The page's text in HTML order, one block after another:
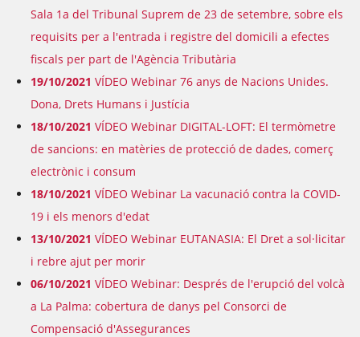
Sala 1a del Tribunal Suprem de 23 de setembre, sobre els
requisits per a l'entrada i registre del domicili a efectes
fiscals per part de l'Agència Tributària
19/10/2021 VÍDEO Webinar 76 anys de Nacions Unides.
Dona, Drets Humans i Justícia
18/10/2021 VÍDEO Webinar DIGITAL-LOFT: El termòmetre
de sancions: en matèries de protecció de dades, comerç
electrònic i consum
18/10/2021 VÍDEO Webinar La vacunació contra la COVID-
19 i els menors d'edat
13/10/2021 VÍDEO Webinar EUTANASIA: El Dret a sol·licitar
i rebre ajut per morir
06/10/2021 VÍDEO Webinar: Després de l'erupció del volcà
a La Palma: cobertura de danys pel Consorci de
Compensació d'Assegurances